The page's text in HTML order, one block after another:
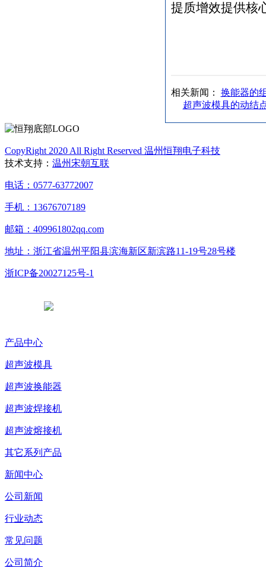
提质增效提供核
相关新闻： 换能器的
超声波模具的动结
CopyRight 2020 All Right Reserved 温州恒翔电子科技
技术支持： 温州宋朝互联
电话：0577-63772007
手机：13676707189
邮箱：409961802qq.com
地址：浙江省温州平阳县滨海新区新滨路11-19号28号楼
浙ICP备20027125号-1
产品中心
超声波模具
超声波换能器
超声波焊接机
超声波熔接机
其它系列产品
新闻中心
公司新闻
行业动态
常见问题
公司简介